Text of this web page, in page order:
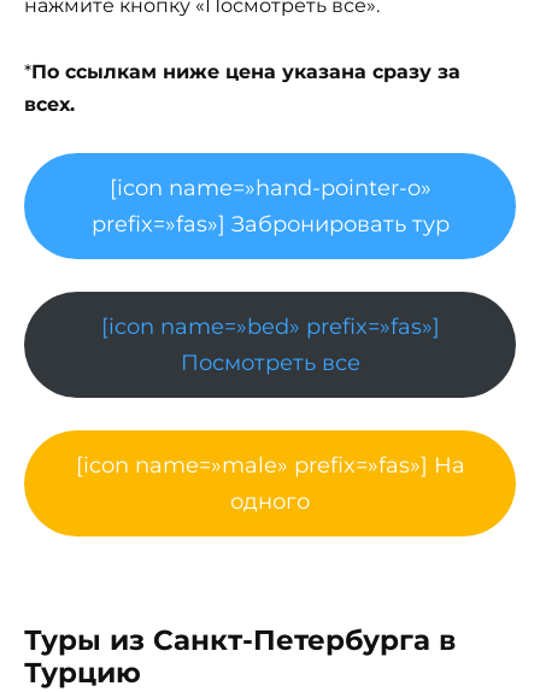
нажмите кнопку «Посмотреть все».
*По ссылкам ниже цена указана сразу за
всех.
[icon name=»hand-pointer-o»
prefix=»fas»] Забронировать тур
[icon name=»bed» prefix=»fas»]
Посмотреть все
[icon name=»male» prefix=»fas»] На
одного
Туры из Санкт-Петербурга в
Турцию